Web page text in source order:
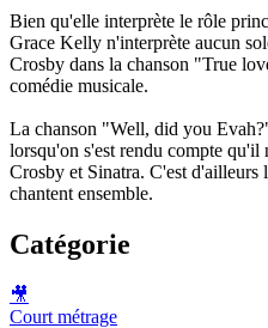
Bien qu'elle interprète le rôle
Grace Kelly n'interprète aucun
Crosby dans la chanson "True
comédie musicale.
La chanson "Well, did you
lorsqu'on s'est rendu compte
Crosby et Sinatra. C'est
chantent ensemble.
Catégorie
🎥
Court métrage